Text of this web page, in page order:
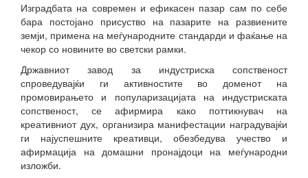
Изградбата на современ и ефикасен пазар сам по себе
бара постојано присуство на пазарите на развиените
земји, примена на меѓународните стандарди и фаќање на
чекор со новините во светски рамки.
Државниот завод за индустриска сопственост
спроведувајќи ги активностите во доменот на
промовирањето и популаризацијата на индустриската
сопственост, се афирмира како поттикнувач на
креативниот дух, организира манифестации наградувајќи
ги најуспешните креативци, обезбедува учество и
афирмација на домашни пронајдоци на меѓународни
изложби.